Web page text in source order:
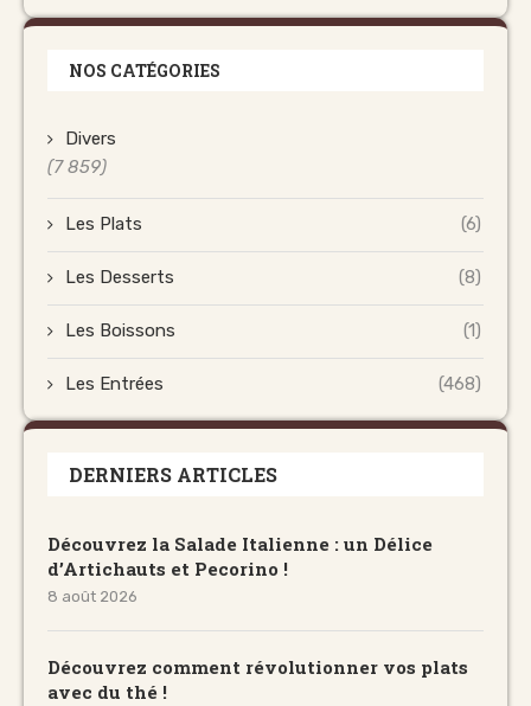
NOS CATÉGORIES
Divers
(7 859)
Les Plats (6)
Les Desserts (8)
Les Boissons (1)
Les Entrées (468)
DERNIERS ARTICLES
Découvrez la Salade Italienne : un Délice
d’Artichauts et Pecorino !
8 août 2026
Découvrez comment révolutionner vos plats
avec du thé !